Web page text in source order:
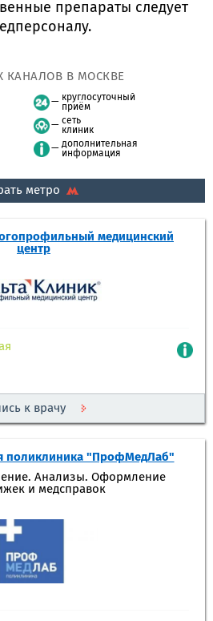
препараты следует
КАНАЛОВ В МОСКВЕ
круглосуточный
приём
сеть
клиник
дополнительная
информация
метро
медицинский
центр
к врачу
поликлиника "ПрофМедЛаб"
Анализы. Оформление
и медсправок